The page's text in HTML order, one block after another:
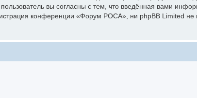
вы согласны с тем, что введённая вами
конференции «Форум РОСА», ни phpBB Limited не